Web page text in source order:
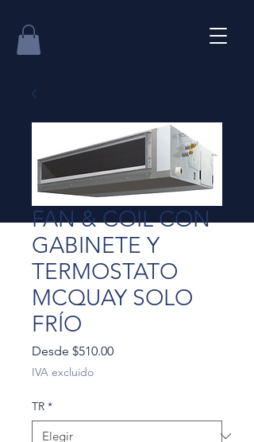
FAN & COIL CON
GABINETE Y
TERMOSTATO
MCQUAY SOLO
FRÍO
Desde $510.00Precio
IVA excluido
TR *